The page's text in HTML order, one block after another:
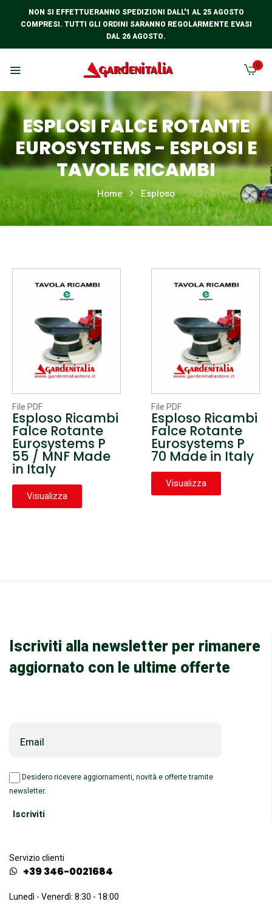
NON SI EFFETTUERANNO SPEDIZIONI DALL'1 AL 25 AGOSTO
COMPRESI. TUTTI GLI ORDINI SARANNO REGOLARMENTE EVASI
DAL 26 AGOSTO.
0
ESPLOSI FALCE ROTANTE
EUROSYSTEMS - ESPLOSI E
TAVOLE RICAMBI
Home Esploso
File PDF
Esploso Ricambi
Falce Rotante
Eurosystems P
55 / MNF Made
in Italy
Visualizza
File PDF
Esploso Ricambi
Falce Rotante
Eurosystems P
70 Made in Italy
Visualizza
Iscriviti alla newsletter per rimanere
aggiornato con le ultime offerte
Email
Desidero ricevere aggiornamenti, novità e offerte tramite
newsletter.
Servizio clienti
+39 346-0021684
Lunedì - Venerdì: 8:30 - 18:00